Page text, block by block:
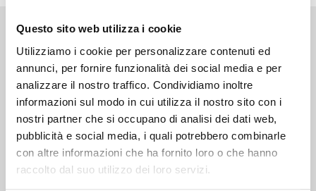
Questo sito web utilizza i cookie
Utilizziamo i cookie per personalizzare contenuti ed
annunci, per fornire funzionalità dei social media e per
analizzare il nostro traffico. Condividiamo inoltre
informazioni sul modo in cui utilizza il nostro sito con i
nostri partner che si occupano di analisi dei dati web,
pubblicità e social media, i quali potrebbero combinarle
con altre informazioni che ha fornito loro o che hanno
raccolto dal suo utilizzo dei loro servizi.
Altri volumi della serie